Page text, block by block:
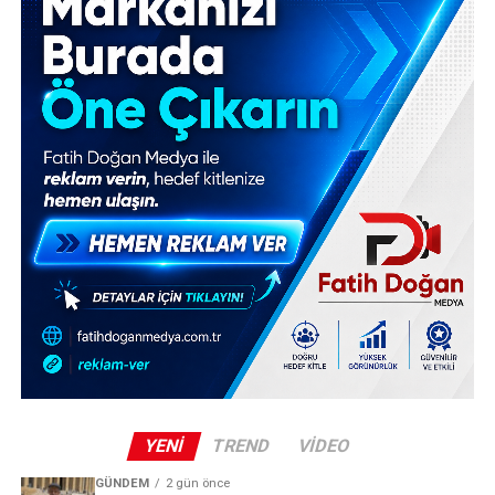
YENI TREND VIDEO
GÜNDEM 2 gün önce